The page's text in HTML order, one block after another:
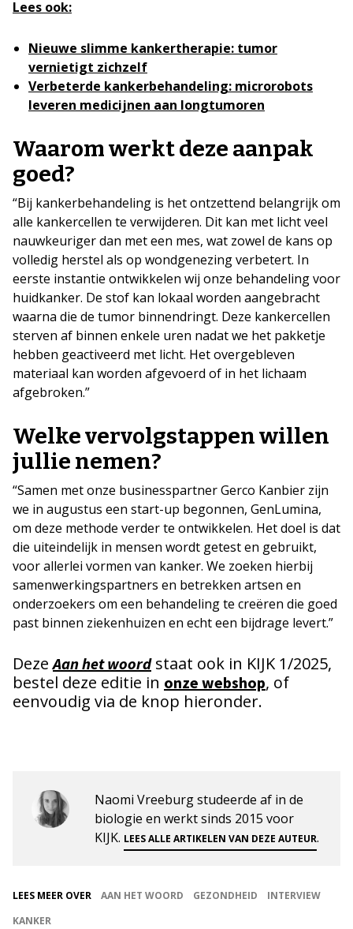
Lees ook:
Nieuwe slimme kankertherapie: tumor
vernietigt zichzelf
Verbeterde kankerbehandeling: microrobots
leveren medicijnen aan longtumoren
Waarom werkt deze aanpak
goed?
“Bij kankerbehandeling is het ontzettend belangrijk om
alle kankercellen te verwijderen. Dit kan met licht veel
nauwkeuriger dan met een mes, wat zowel de kans op
volledig herstel als op wondgenezing verbetert. In
eerste instantie ontwikkelen wij onze behandeling voor
huidkanker. De stof kan lokaal worden aangebracht
waarna die de tumor binnendringt. Deze kankercellen
sterven af binnen enkele uren nadat we het pakketje
hebben geactiveerd met licht. Het overgebleven
materiaal kan worden afgevoerd of in het lichaam
afgebroken.”
Welke vervolgstappen willen
jullie nemen?
“Samen met onze businesspartner Gerco Kanbier zijn
we in augustus een start-up begonnen, GenLumina,
om deze methode verder te ontwikkelen. Het doel is dat
die uiteindelijk in mensen wordt getest en gebruikt,
voor allerlei vormen van kanker. We zoeken hierbij
samenwerkingspartners en betrekken artsen en
onderzoekers om een behandeling te creëren die goed
past binnen ziekenhuizen en echt een bijdrage levert.”
DezeAan het woordstaat ook in KIJK 1/2025,
bestel deze editie in onze webshop, of
eenvoudig via de knop hieronder.
Naomi Vreeburg studeerde af in de
biologie en werkt sinds 2015 voor
KIJK. LEES ALLE ARTIKELEN VAN DEZE AUTEUR.
LEES MEER OVER AAN HET WOORD GEZONDHEID
INTERVIEW
KANKER